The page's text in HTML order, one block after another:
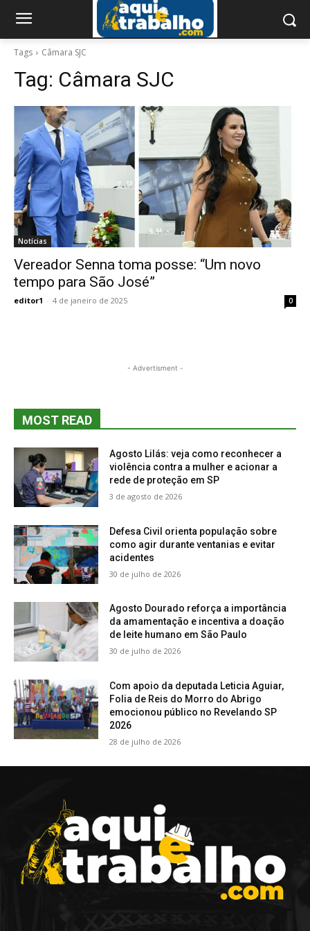
Tags Câmara SJC
Tag: Câmara SJC
Notícias
Vereador Senna toma posse: “Um novo
tempo para São José”
editor1 - 4 de janeiro de 2025 0
- Advertisment -
MOST READ
Agosto Lilás: veja como reconhecer a
violência contra a mulher e acionar a
rede de proteção em SP
3 de agosto de 2026
Defesa Civil orienta população sobre
como agir durante ventanias e evitar
acidentes
30 de julho de 2026
Agosto Dourado reforça a importância
da amamentação e incentiva a doação
de leite humano em São Paulo
30 de julho de 2026
Com apoio da deputada Leticia Aguiar,
Folia de Reis do Morro do Abrigo
emocionou público no Revelando SP
2026
28 de julho de 2026